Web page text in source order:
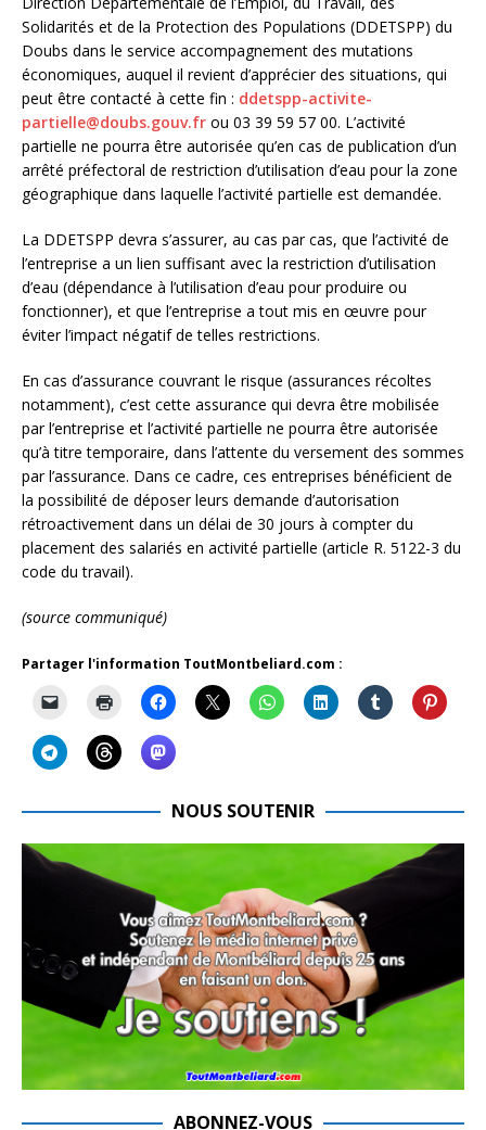
Solidarités et de la Protection des Populations (DDETSPP) du
Doubs dans le service accompagnement des mutations
économiques, auquel il revient d’apprécier des situations, qui
peut être contacté à cette fin : ddetspp-activite-
partielle@doubs.gouv.fr ou 03 39 59 57 00. L’activité
partielle ne pourra être autorisée qu’en cas de publication d’un
arrêté préfectoral de restriction d’utilisation d’eau pour la zone
géographique dans laquelle l’activité partielle est demandée.
La DDETSPP devra s’assurer, au cas par cas, que l’activité de
l’entreprise a un lien suffisant avec la restriction d’utilisation
d’eau (dépendance à l’utilisation d’eau pour produire ou
fonctionner), et que l’entreprise a tout mis en œuvre pour
éviter l’impact négatif de telles restrictions.
En cas d’assurance couvrant le risque (assurances récoltes
notamment), c’est cette assurance qui devra être mobilisée
par l’entreprise et l’activité partielle ne pourra être autorisée
qu’à titre temporaire, dans l’attente du versement des sommes
par l’assurance. Dans ce cadre, ces entreprises bénéficient de
la possibilité de déposer leurs demande d’autorisation
rétroactivement dans un délai de 30 jours à compter du
placement des salariés en activité partielle (article R. 5122-3 du
code du travail).
(source communiqué)
Partager l'information ToutMontbeliard.com :
NOUS SOUTENIR
ABONNEZ-VOUS